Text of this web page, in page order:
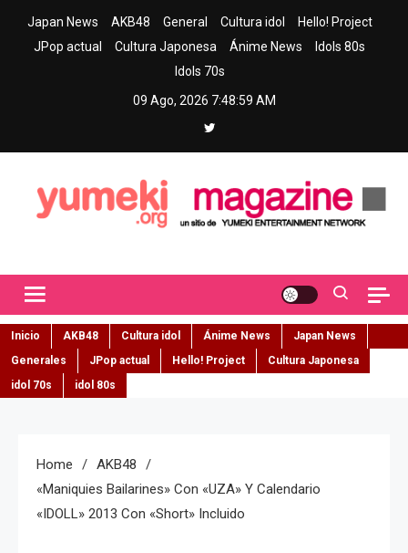
Japan News AKB48 General Cultura idol
Hello! Project
JPop actual
Cultura Japonesa Ánime News
Idols 80s
Idols 70s
09 Ago, 2026 7:49:00 AM
Inicio AKB48 Cultura idol Ánime News
Japan News
Generales
JPop actual Hello! Project
Cultura Japonesa
idol 70s
idol 80s
Home
AKB48
«Maniquies Bailarines» Con «UZA» Y Calendario
«iDOLL» 2013 Con «short» Incluido